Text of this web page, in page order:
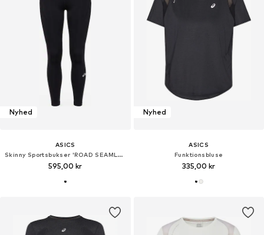
Nyhed
ASICS
Skinny Sportsbukser 'ROAD SEAMLESS'
595,00 kr
Nyhed
ASICS
Funktionsbluse
335,00 kr